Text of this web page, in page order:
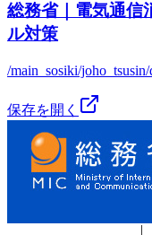
総務省｜電気通信
ル対策
/main_sosiki/
保存を開く